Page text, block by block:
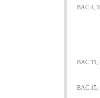
BAC 4,
BAC 11,
BAC 15,